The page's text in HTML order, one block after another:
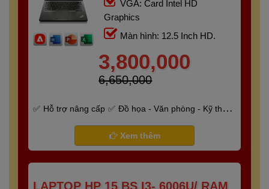
VGA: Card Intel HD
Graphics
Màn hình: 12.5 Inch HD.
3,800,000
6,650,000
Hỗ trợ nâng cấp
Đồ họa - Văn phòng - Kỹ thuật
Bảo hành 6 tháng
Xem thêm
LAPTOP HP 15 BS I3- 6006U/ RAM